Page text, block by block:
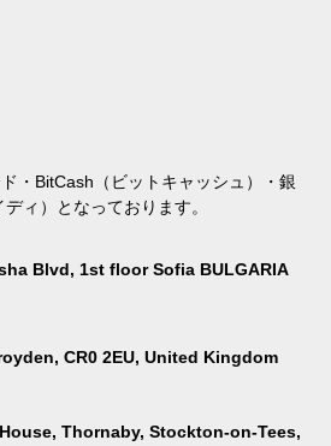
・BitCash（ビットキャッシュ）・銀
ィ）となっております。
Blvd, 1st floor Sofia BULGARIA
CR0 2EU, United Kingdom
Thornaby, Stockton-on-Tees,